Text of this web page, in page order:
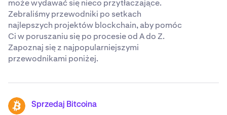
może wydawać się nieco przytłaczające.
Zebraliśmy przewodniki po setkach
najlepszych projektów blockchain, aby pomóc
Ci w poruszaniu się po procesie od A do Z.
Zapoznaj się z najpopularniejszymi
przewodnikami poniżej.
BTC Sprzedaj Bitcoina